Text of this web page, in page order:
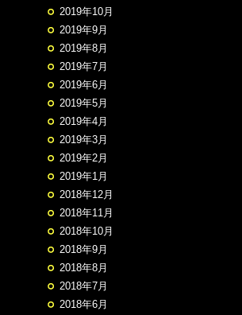
2019年10月
2019年9月
2019年8月
2019年7月
2019年6月
2019年5月
2019年4月
2019年3月
2019年2月
2019年1月
2018年12月
2018年11月
2018年10月
2018年9月
2018年8月
2018年7月
2018年6月